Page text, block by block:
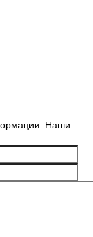
Наши